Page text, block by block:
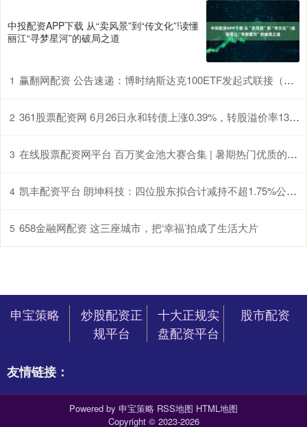
中投配资APP下载 从“卖风景”到“传文化”!读懂
丽江“寻梦星河”的破局之道
1 赢翻网配资 公告速递：博时纳斯达克100ETF发起式联接（QDII）基金调整大额申购、转换转入、定期定额投资业务
2 361股票配资网 6月26日永和转债上涨0.39%，转股溢价率13.78%
3 在线股票配资网平台 百万奖金池大赛合集 | 暑期热门优质的服装服饰设计大赛：女装、针织、鞋品…濮院杯、虎门杯、海峡杯、吉米赛欧杯…_参赛_作品_颁发奖杯
4 凯丰配资平台 朗坤科技：四位股东拟合计减持不超1.75%公司股份
5 658金融网配资 这三座城市，把‘幸福’拍成了生活大片
申宝策略
炒股配资正
规平台
十大正规实
盘配资平台
股市配资
友情链接：
Powered by 申宝策略 RSS地图 HTML地图
Copyright © 2023-2026